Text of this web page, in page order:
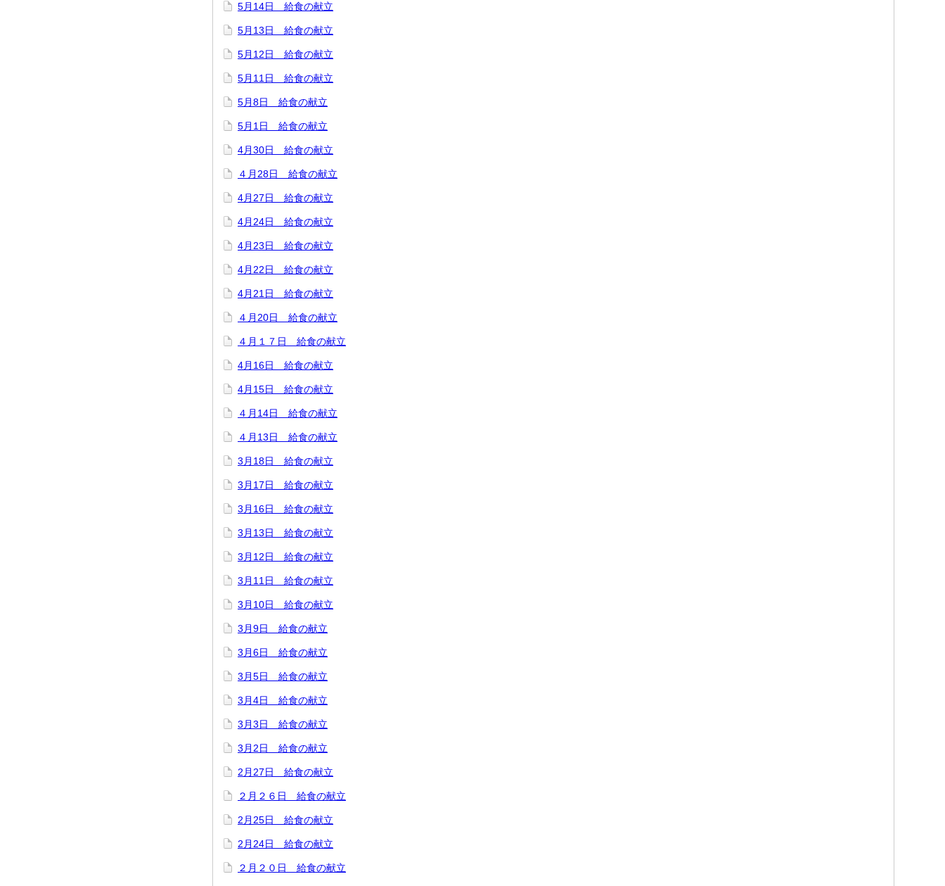
5月14日 給食の献立
5月13日 給食の献立
5月12日 給食の献立
5月11日 給食の献立
5月8日 給食の献立
5月1日 給食の献立
4月30日 給食の献立
４月28日 給食の献立
4月27日 給食の献立
4月24日 給食の献立
4月23日 給食の献立
4月22日 給食の献立
4月21日 給食の献立
４月20日 給食の献立
４月１７日 給食の献立
4月16日 給食の献立
4月15日 給食の献立
４月14日 給食の献立
４月13日 給食の献立
3月18日 給食の献立
3月17日 給食の献立
3月16日 給食の献立
3月13日 給食の献立
3月12日 給食の献立
3月11日 給食の献立
3月10日 給食の献立
3月9日 給食の献立
3月6日 給食の献立
3月5日 給食の献立
3月4日 給食の献立
3月3日 給食の献立
3月2日 給食の献立
2月27日 給食の献立
２月２６日 給食の献立
2月25日 給食の献立
2月24日 給食の献立
２月２０日 給食の献立